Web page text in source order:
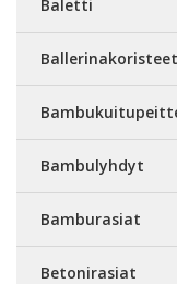
Baletti
Ballerinakoristeet
Bambulyhdyt
Bamburasiat
Betonirasiat